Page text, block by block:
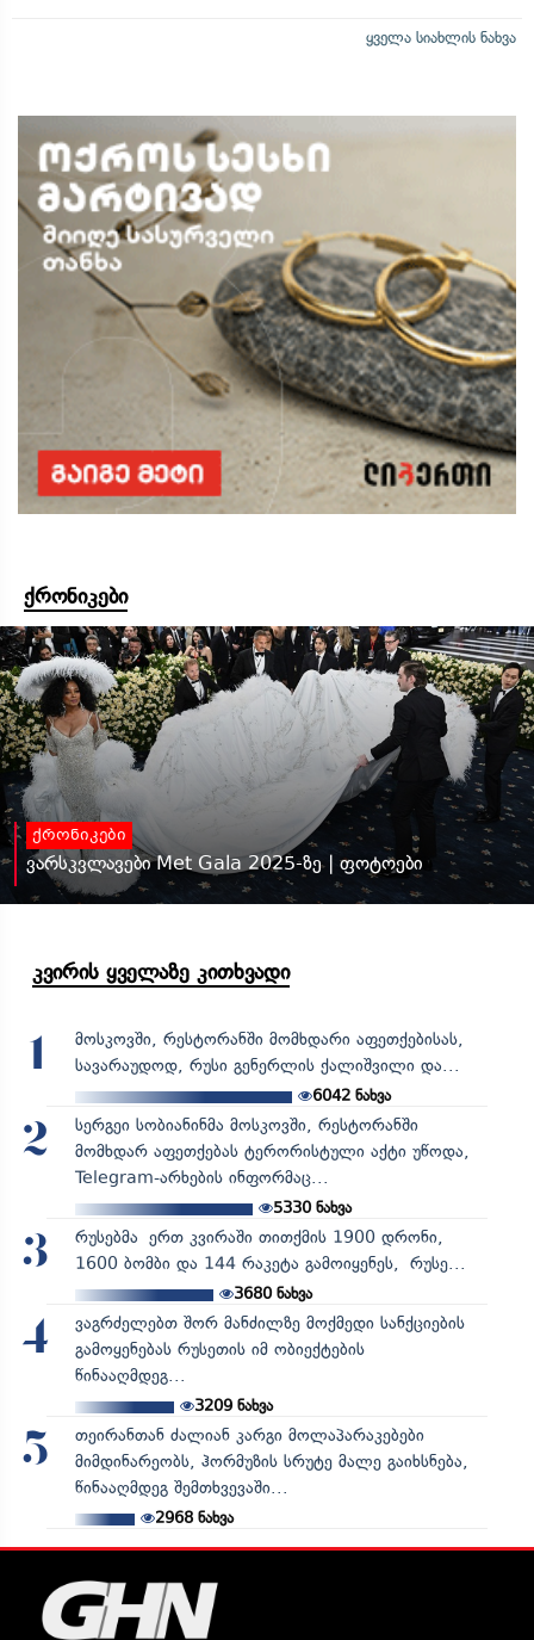
ყველა სიახლის ნახვა
ქრონიკები
ქრონიკები
ვარსკვლავები Met Gala 2025-ზე | ფოტოები
კვირის ყველაზე კითხვადი
1
მოსკოვში, რესტორანში მომხდარი აფეთქებისას,
სავარაუდოდ, რუსი გენერლის ქალიშვილი და...
6042 ნახვა
2
სერგეი სობიანინმა მოსკოვში, რესტორანში
მომხდარ აფეთქებას ტერორისტული აქტი უწოდა,
Telegram-არხების ინფორმაც...
5330ნახვა
3
რუსებმა ერთ კვირაში თითქმის 1900 დრონი,
1600 ბომბი და 144 რაკეტა გამოიყენეს, რუსე...
3680ნახვა
4
ვაგრძელებთ შორ მანძილზე მოქმედი სანქციების
გამოყენებას რუსეთის იმ ობიექტების
წინააღმდეგ...
3209ნახვა
5
თეირანთან ძალიან კარგი მოლაპარაკებები
მიმდინარეობს, ჰორმუზის სრუტე მალე გაიხსნება,
წინააღმდეგ შემთხვევაში...
2968ნახვა